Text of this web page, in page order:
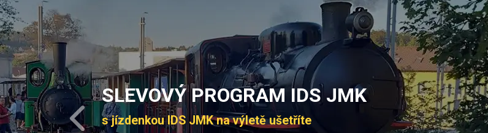
SLEVOVÝ PROGRAM IDS JMK
s jízdenkou IDS JMK na výletě ušetříte
Previous